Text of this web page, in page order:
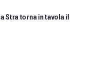
Stra torna in tavola il